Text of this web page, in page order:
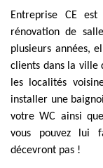
Entreprise CE
rénovation de
plusieurs années,
clients dans la ville
les localités
installer une
votre WC ainsi
vous pouvez lui
décevront pas !